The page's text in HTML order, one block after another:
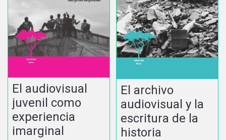
El audiovisual
juvenil como
experiencia
imarginal
El archivo
audiovisual y la
escritura de la
historia